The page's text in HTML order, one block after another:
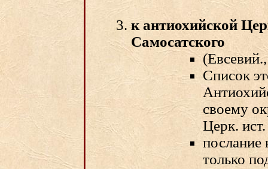
к антиохийской
Самосатского
Список
своему
Церк.
послание
только